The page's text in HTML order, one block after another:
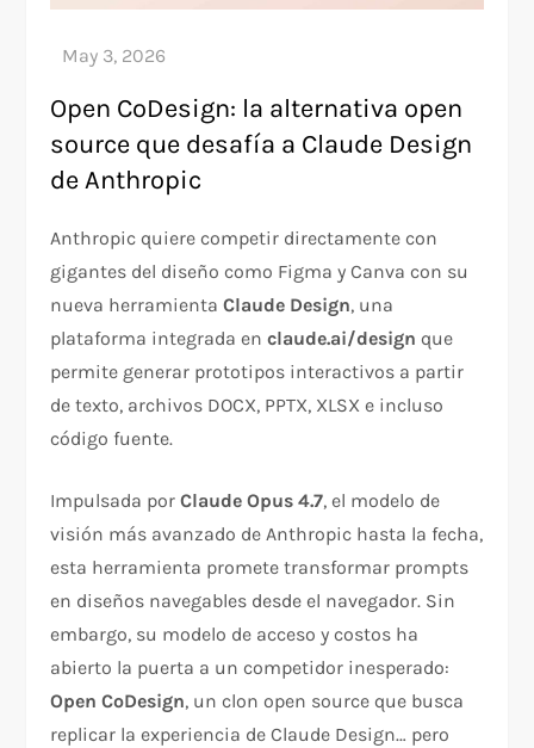
Open CoDesign: la alternativa open
source que desafía a Claude Design
de Anthropic
Anthropic quiere competir directamente con
gigantes del diseño como Figma y Canva con su
nueva herramientaClaude Design, una
plataforma integrada enclaude.ai/design que
permite generar prototipos interactivos a partir
de texto, archivos DOCX, PPTX, XLSX e incluso
código fuente.
Impulsada porClaude Opus 4.7, el modelo de
visión más avanzado de Anthropic hasta la fecha,
esta herramienta promete transformar prompts
en diseños navegables desde el navegador. Sin
embargo, su modelo de acceso y costos ha
abierto la puerta a un competidor inesperado:
Open CoDesign, un clon open source que busca
replicar la experiencia de Claude Design… pero